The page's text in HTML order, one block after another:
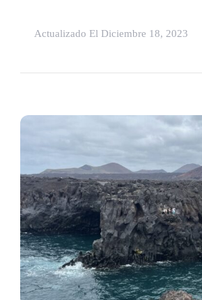
Actualizado El Diciembre 18, 2023